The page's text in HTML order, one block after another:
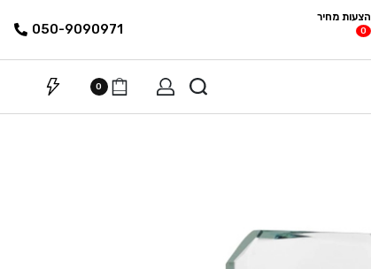
הצעות מחיר
0 פריטים 050-9090971
0